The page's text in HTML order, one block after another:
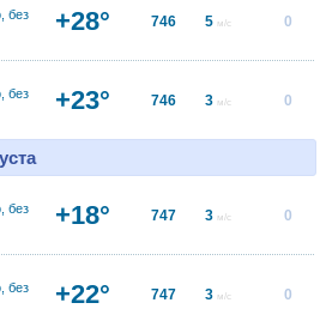
без
+28° 746 5 м/с 0
без
+23° 746 3 м/с 0
без
+18° 747 3 м/с 0
без
+22° 747 3 м/с 0